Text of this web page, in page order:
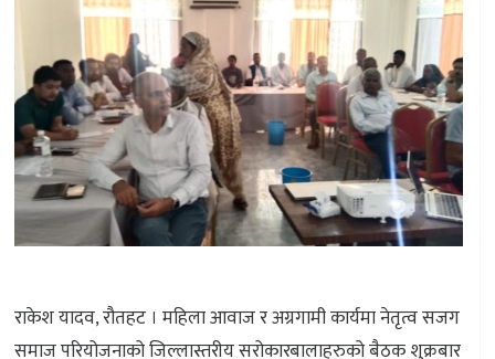
राकेश यादव, रौतहट । महिला आवाज र अग्रगामी कार्यमा नेतृत्व सजग
समाज परियोजनाको जिल्लास्तरीय सरोकारबालाहरुको बैठक शुक्रबार